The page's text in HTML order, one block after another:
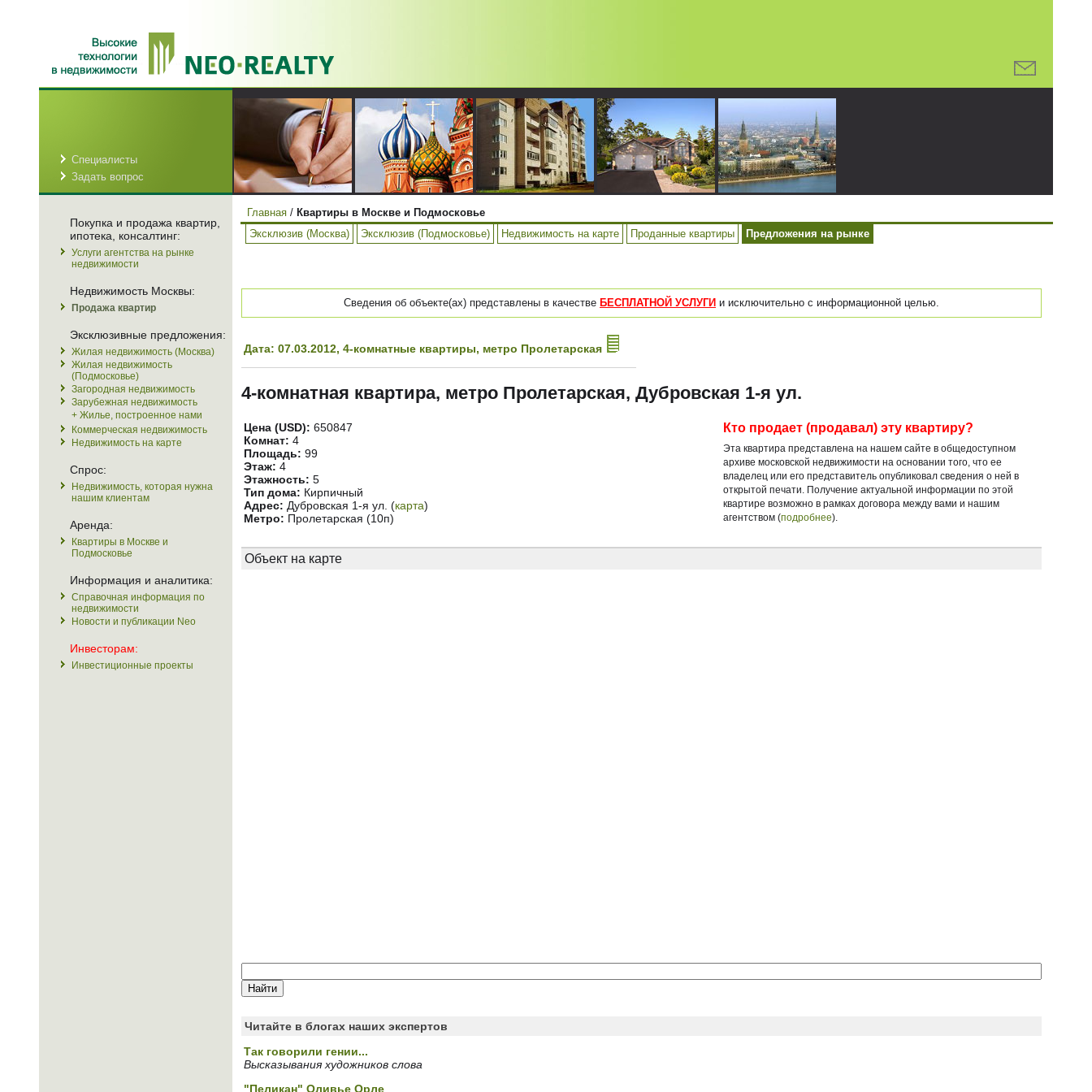
Специалисты
Задать вопрос
Покупка и продажа квартир,
ипотека, консалтинг:
Услуги агентства на рынке
недвижимости
Недвижимость Москвы:
Продажа квартир
Эксклюзивные предложения:
Жилая недвижимость (Москва)
Жилая недвижимость
(Подмосковье)
Загородная недвижимость
Зарубежная недвижимость
+ Жилье, построенное нами
Коммерческая недвижимость
Недвижимость на карте
Спрос:
Недвижимость, которая нужна
нашим клиентам
Аренда:
Квартиры в Москве и
Подмосковье
Информация и аналитика:
Справочная информация по
недвижимости
Новости и публикации Neo
Инвесторам:
Инвестиционные проекты
Главная / Квартиры в Москве и Подмосковье
Эксклюзив (Москва)
Эксклюзив (Подмосковье) Недвижимость на карте Проданные квартиры Предложения на рынке
Сведения об объекте(ах) представлены в качестве БЕСПЛАТНОЙ УСЛУГИ и исключительно с информационной целью.
Дата: 07.03.2012, 4-комнатные квартиры, метро Пролетарская
4-комнатная квартира, метро Пролетарская, Дубровская 1-я ул.
Цена (USD): 650847
Комнат: 4
Площадь: 99
Этаж: 4
Этажность: 5
Тип дома: Кирпичный
Адрес: Дубровская 1-я ул. (карта)
Метро: Пролетарская (10п)
Кто продает (продавал) эту квартиру?
Эта квартира представлена на нашем сайте в общедоступном
архиве московской недвижимости на основании того, что ее
владелец или его представитель опубликовал сведения о ней в
открытой печати. Получение актуальной информации по этой
квартире возможно в рамках договора между вами и нашим
агентством (подробнее).
Объект на карте
Читайте в блогах наших экспертов
Так говорили гении...
Высказывания художников слова
"Пеликан" Оливье Орле